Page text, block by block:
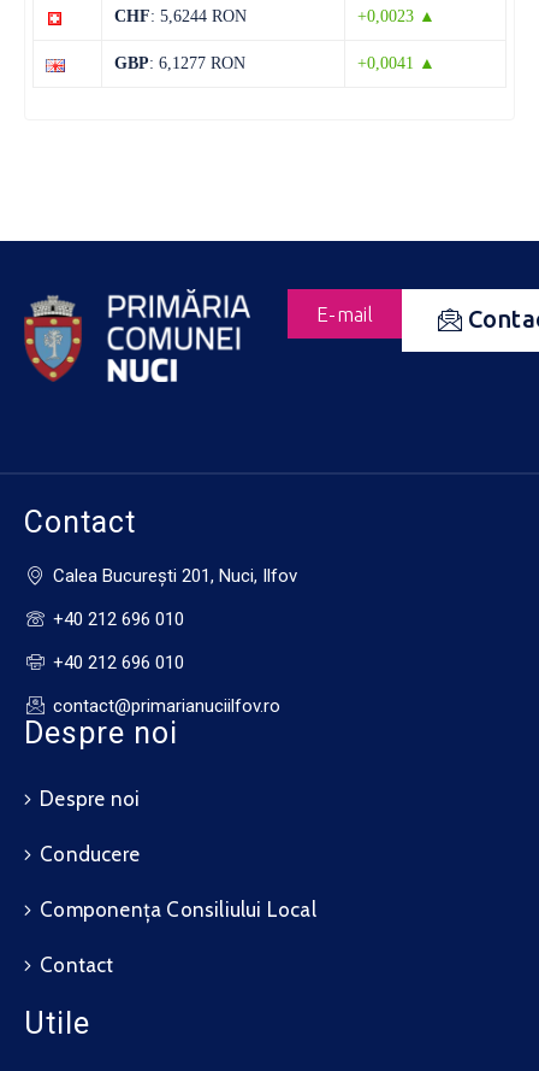
CHF: 5,6244 RON +0,0023 ▲
GBP: 6,1277 RON +0,0041 ▲
E-mail
Contact
Calea Bucureşti 201, Nuci, Ilfov
+40 212 696 010
+40 212 696 010
contact@primarianuciilfov.ro
Despre noi
Despre noi
Conducere
Componența Consiliului Local
Contact
Utile